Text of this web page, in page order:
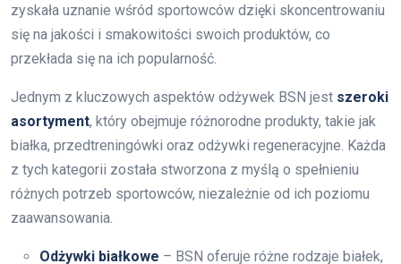
zyskała uznanie wśród sportowców dzięki skoncentrowaniu
się na jakości i smakowitości swoich produktów, co
przekłada się na ich popularność.
Jednym z kluczowych aspektów odżywek BSN jest szeroki
asortyment, który obejmuje różnorodne produkty, takie jak
białka, przedtreningówki oraz odżywki regeneracyjne. Każda
z tych kategorii została stworzona z myślą o spełnieniu
różnych potrzeb sportowców, niezależnie od ich poziomu
zaawansowania.
Odżywki białkowe – BSN oferuje różne rodzaje białek,